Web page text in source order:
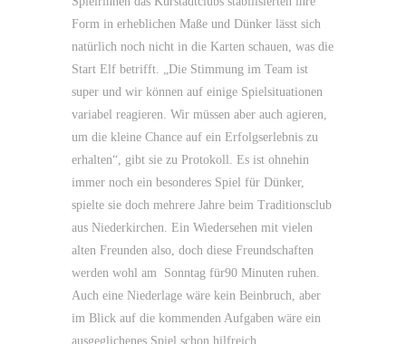
Form in erheblichen Maße und Dünker lässt sich
natürlich noch nicht in die Karten schauen, was die
Start Elf betrifft. „Die Stimmung im Team ist
super und wir können auf einige Spielsituationen
variabel reagieren. Wir müssen aber auch agieren,
um die kleine Chance auf ein Erfolgserlebnis zu
erhalten“, gibt sie zu Protokoll. Es ist ohnehin
immer noch ein besonderes Spiel für Dünker,
spielte sie doch mehrere Jahre beim Traditionsclub
aus Niederkirchen. Ein Wiedersehen mit vielen
alten Freunden also, doch diese Freundschaften
werden wohl am Sonntag für90 Minuten ruhen.
Auch eine Niederlage wäre kein Beinbruch, aber
im Blick auf die kommenden Aufgaben wäre ein
ausgeglichenes Spiel schon hilfreich.